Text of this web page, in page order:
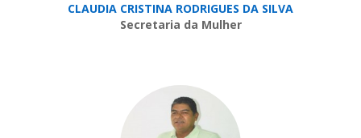
CLAUDIA CRISTINA RODRIGUES DA SILVA
Secretaria da Mulher